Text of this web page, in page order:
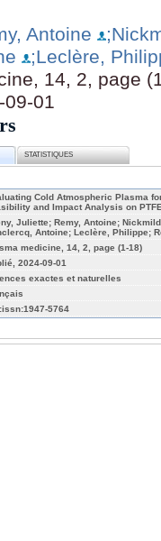
Antoine
;Leclère,
14, 2, page
09-01
STATISTIQUES
Cold Atmospheric Plasma
and Impact Analysis on
Juliette; Remy, Antoine;
Antoine; Leclère, Philippe;
medicine, 14, 2, page (1-18)
2024-09-01
exactes et naturelles
5764